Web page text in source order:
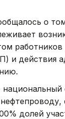
о
и действия
долей